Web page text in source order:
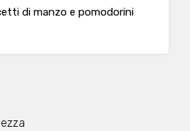
di manzo e pomodorini